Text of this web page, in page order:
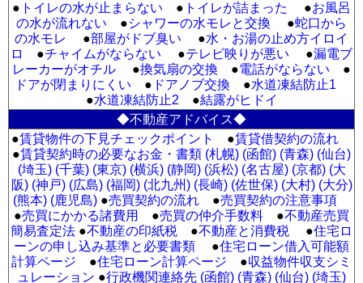
● トイレの水が止まらない ● トイレが詰まった ●お風呂
の水が流れない ●シャワーの水モレと交換 ●蛇口から
の水モレ
●部屋がドブ臭い ●水・お湯の止め方イロイ
ロ
●チャイムがならない ●テレビ映りが悪い ●漏電ブ
レーカーがオチル ●換気扇の交換 ●電話がならない ●
ドアが閉まりにくい ● ドアノブ交換 ●水道凍結防止1
●水道凍結防止2 ●結露がヒドイ
◆不動産アドバイス◆
●賃貸物件の下見チェックポイント ●賃貸借契約の流れ
●賃貸契約時の必要なお金・書類 (札幌) (函館) (青森) (仙台)
(埼玉) (千葉) (東京) (横浜) (静岡) (浜松) (名古屋) (京都) (大
阪) (神戸) (広島) (福岡) (北九州) (長崎) (佐世保) (大村) (大分)
(熊本) (鹿児島) ●売買契約の流れ ●売買契約の注意事項
●売買にかかる諸費用 ●売買の仲介手数料 ●不動産売買
簡易査定法 ●不動産の印紙税 ●不動産と消費税 ●住宅ロ
ーンの申し込み基準と必要書類 ●住宅ローン借入可能額
計算ページ ●住宅ローン計算ページ ●収益物件収支シミ
ュレーション ●行政機関連絡先 (函館) (青森) (仙台) (埼玉)